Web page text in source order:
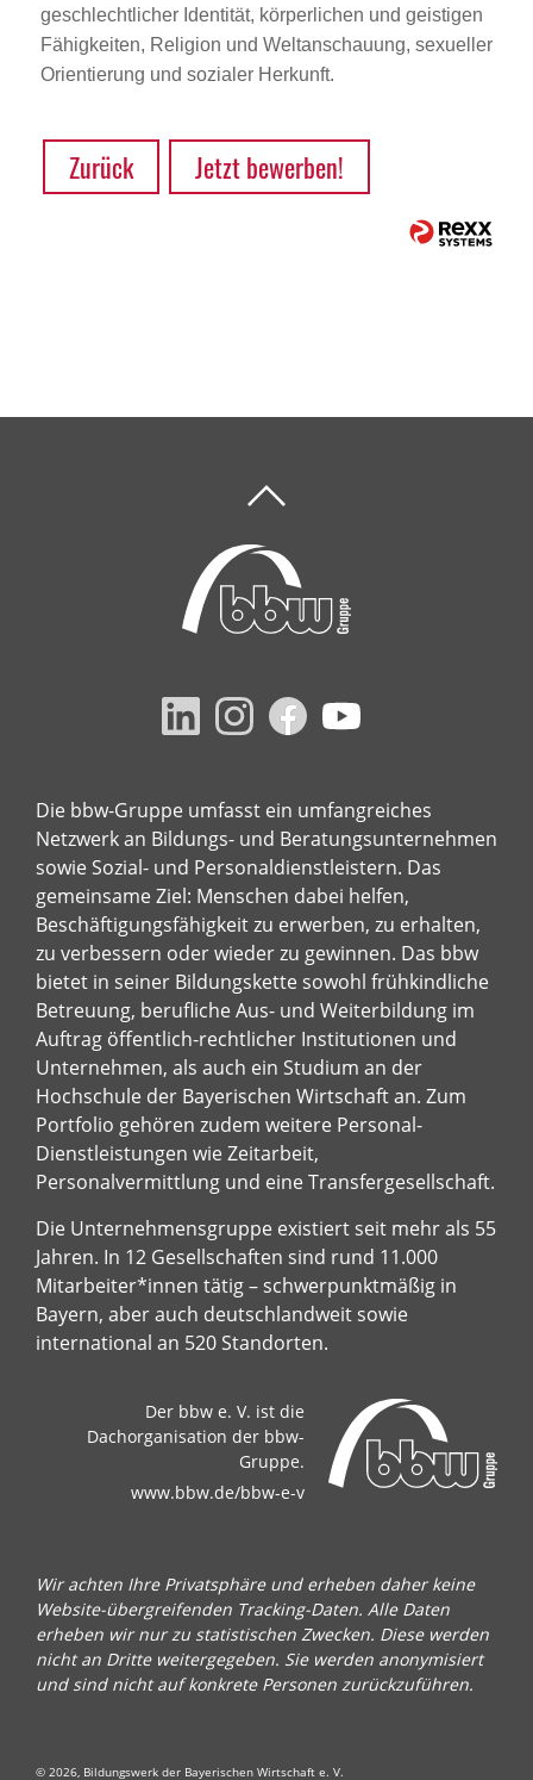
geschlechtlicher Identität, körperlichen und geistigen
Fähigkeiten, Religion und Weltanschauung, sexueller
Orientierung und sozialer Herkunft.
Zurück Jetzt bewerben!
Die bbw-Gruppe umfasst ein umfangreiches
Netzwerk an Bildungs- und Beratungsunternehmen
sowie Sozial- und Personaldienstleistern. Das
gemeinsame Ziel: Menschen dabei helfen,
Beschäftigungsfähigkeit zu erwerben, zu erhalten,
zu verbessern oder wieder zu gewinnen. Das bbw
bietet in seiner Bildungskette sowohl frühkindliche
Betreuung, berufliche Aus- und Weiterbildung im
Auftrag öffentlich-rechtlicher Institutionen und
Unternehmen, als auch ein Studium an der
Hochschule der Bayerischen Wirtschaft an. Zum
Portfolio gehören zudem weitere Personal-
Dienstleistungen wie Zeitarbeit,
Personalvermittlung und eine Transfergesellschaft.
Die Unternehmensgruppe existiert seit mehr als 55
Jahren. In 12 Gesellschaften sind rund 11.000
Mitarbeiter*innen tätig – schwerpunktmäßig in
Bayern, aber auch deutschlandweit sowie
international an 520 Standorten.
Der bbw e. V. ist die
Dachorganisation der bbw-
Gruppe.
www.bbw.de/bbw-e-v
Wir achten Ihre Privatsphäre und erheben daher keine
Website-übergreifenden Tracking-Daten. Alle Daten
erheben wir nur zu statistischen Zwecken. Diese werden
nicht an Dritte weitergegeben. Sie werden anonymisiert
und sind nicht auf konkrete Personen zurückzuführen.
© 2026, Bildungswerk der Bayerischen Wirtschaft e. V.